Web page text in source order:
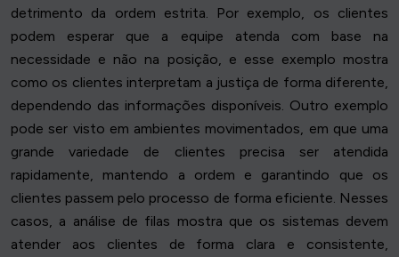
detrimento da ordem estrita. Por exemplo, os clientes
podem esperar que a equipe atenda com base na
necessidade e não na posição, e esse exemplo mostra
como os clientes interpretam a justiça de forma diferente,
dependendo das informações disponíveis. Outro exemplo
pode ser visto em ambientes movimentados, em que uma
grande variedade de clientes precisa ser atendida
rapidamente, mantendo a ordem e garantindo que os
clientes passem pelo processo de forma eficiente. Nesses
casos, a análise de filas mostra que os sistemas devem
atender aos clientes de forma clara e consistente,